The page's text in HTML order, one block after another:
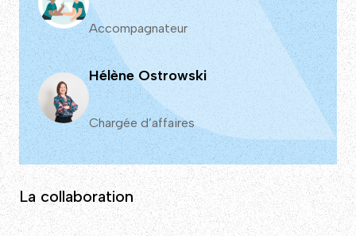
Accompagnateur
Hélène Ostrowski
Chargée d’affaires
La collaboration